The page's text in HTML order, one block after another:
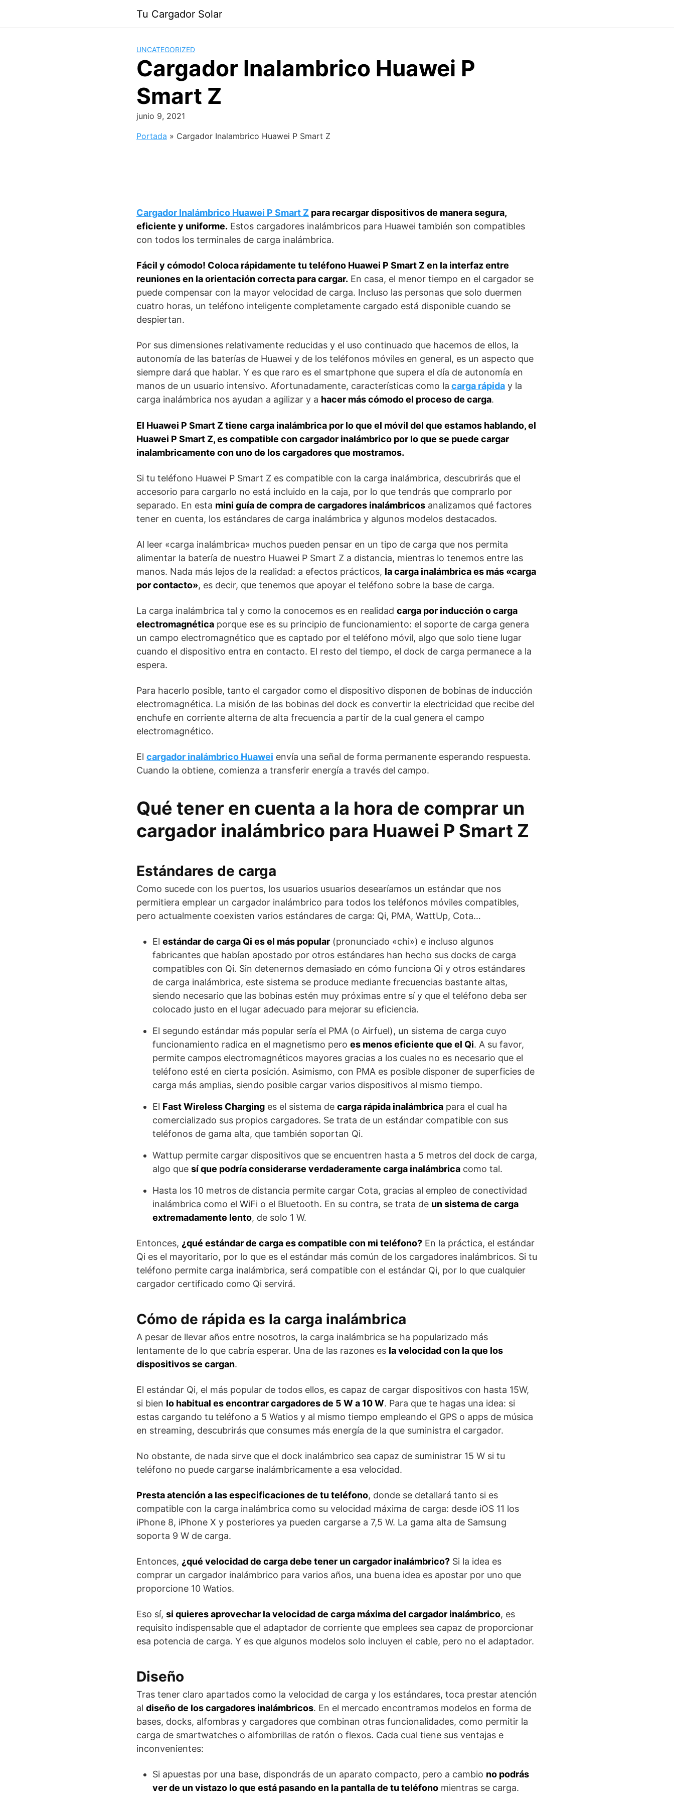
contenido
Tu Cargador Solar
UNCATEGORIZED
Cargador Inalambrico Huawei P
Smart Z
junio 9, 2021
Portada » Cargador Inalambrico Huawei P Smart Z
Cargador Inalámbrico Huawei P Smart Z para recargar dispositivos de manera segura,
eficiente y uniforme. Estos cargadores inalámbricos para Huawei también son compatibles
con todos los terminales de carga inalámbrica.
Fácil y cómodo! Coloca rápidamente tu teléfono Huawei P Smart Z en la interfaz entre
reuniones en la orientación correcta para cargar. En casa, el menor tiempo en el cargador se
puede compensar con la mayor velocidad de carga. Incluso las personas que solo duermen
cuatro horas, un teléfono inteligente completamente cargado está disponible cuando se
despiertan.
Por sus dimensiones relativamente reducidas y el uso continuado que hacemos de ellos, la
autonomía de las baterías de Huawei y de los teléfonos móviles en general, es un aspecto que
siempre dará que hablar. Y es que raro es el smartphone que supera el día de autonomía en
manos de un usuario intensivo. Afortunadamente, características como la carga rápida y la
carga inalámbrica nos ayudan a agilizar y a hacer más cómodo el proceso de carga.
El Huawei P Smart Z tiene carga inalámbrica por lo que el móvil del que estamos hablando, el
Huawei P Smart Z, es compatible con cargador inalámbrico por lo que se puede cargar
inalambricamente con uno de los cargadores que mostramos.
Si tu teléfono Huawei P Smart Z es compatible con la carga inalámbrica, descubrirás que el
accesorio para cargarlo no está incluido en la caja, por lo que tendrás que comprarlo por
separado. En esta mini guía de compra de cargadores inalámbricos analizamos qué factores
tener en cuenta, los estándares de carga inalámbrica y algunos modelos destacados.
Al leer «carga inalámbrica» muchos pueden pensar en un tipo de carga que nos permita
alimentar la batería de nuestro Huawei P Smart Z a distancia, mientras lo tenemos entre las
manos. Nada más lejos de la realidad: a efectos prácticos, la carga inalámbrica es más «carga
por contacto», es decir, que tenemos que apoyar el teléfono sobre la base de carga.
La carga inalámbrica tal y como la conocemos es en realidad carga por inducción o carga
electromagnética porque ese es su principio de funcionamiento: el soporte de carga genera
un campo electromagnético que es captado por el teléfono móvil, algo que solo tiene lugar
cuando el dispositivo entra en contacto. El resto del tiempo, el dock de carga permanece a la
espera.
Para hacerlo posible, tanto el cargador como el dispositivo disponen de bobinas de inducción
electromagnética. La misión de las bobinas del dock es convertir la electricidad que recibe del
enchufe en corriente alterna de alta frecuencia a partir de la cual genera el campo
electromagnético.
El cargador inalámbrico Huawei envía una señal de forma permanente esperando respuesta.
Cuando la obtiene, comienza a transferir energía a través del campo.
Qué tener en cuenta a la hora de comprar un
cargador inalámbrico para Huawei P Smart Z
Estándares de carga
Como sucede con los puertos, los usuarios usuarios desearíamos un estándar que nos
permitiera emplear un cargador inalámbrico para todos los teléfonos móviles compatibles,
pero actualmente coexisten varios estándares de carga: Qi, PMA, WattUp, Cota…
El estándar de carga Qi es el más popular (pronunciado «chi») e incluso algunos
fabricantes que habían apostado por otros estándares han hecho sus docks de carga
compatibles con Qi. Sin detenernos demasiado en cómo funciona Qi y otros estándares
de carga inalámbrica, este sistema se produce mediante frecuencias bastante altas,
siendo necesario que las bobinas estén muy próximas entre sí y que el teléfono deba ser
colocado justo en el lugar adecuado para mejorar su eficiencia.
El segundo estándar más popular sería el PMA (o Airfuel), un sistema de carga cuyo
funcionamiento radica en el magnetismo pero es menos eficiente que el Qi. A su favor,
permite campos electromagnéticos mayores gracias a los cuales no es necesario que el
teléfono esté en cierta posición. Asimismo, con PMA es posible disponer de superficies de
carga más amplias, siendo posible cargar varios dispositivos al mismo tiempo.
El Fast Wireless Charging es el sistema de carga rápida inalámbrica para el cual ha
comercializado sus propios cargadores. Se trata de un estándar compatible con sus
teléfonos de gama alta, que también soportan Qi.
Wattup permite cargar dispositivos que se encuentren hasta a 5 metros del dock de carga,
algo que sí que podría considerarse verdaderamente carga inalámbrica como tal.
Hasta los 10 metros de distancia permite cargar Cota, gracias al empleo de conectividad
inalámbrica como el WiFi o el Bluetooth. En su contra, se trata de un sistema de carga
extremadamente lento, de solo 1 W.
Entonces, ¿qué estándar de carga es compatible con mi teléfono? En la práctica, el estándar
Qi es el mayoritario, por lo que es el estándar más común de los cargadores inalámbricos. Si tu
teléfono permite carga inalámbrica, será compatible con el estándar Qi, por lo que cualquier
cargador certificado como Qi servirá.
Cómo de rápida es la carga inalámbrica
A pesar de llevar años entre nosotros, la carga inalámbrica se ha popularizado más
lentamente de lo que cabría esperar. Una de las razones es la velocidad con la que los
dispositivos se cargan.
El estándar Qi, el más popular de todos ellos, es capaz de cargar dispositivos con hasta 15W,
si bien lo habitual es encontrar cargadores de 5 W a 10 W. Para que te hagas una idea: si
estas cargando tu teléfono a 5 Watios y al mismo tiempo empleando el GPS o apps de música
en streaming, descubrirás que consumes más energía de la que suministra el cargador.
No obstante, de nada sirve que el dock inalámbrico sea capaz de suministrar 15 W si tu
teléfono no puede cargarse inalámbricamente a esa velocidad.
Presta atención a las especificaciones de tu teléfono, donde se detallará tanto si es
compatible con la carga inalámbrica como su velocidad máxima de carga: desde iOS 11 los
iPhone 8, iPhone X y posteriores ya pueden cargarse a 7,5 W. La gama alta de Samsung
soporta 9 W de carga.
Entonces, ¿qué velocidad de carga debe tener un cargador inalámbrico? Si la idea es
comprar un cargador inalámbrico para varios años, una buena idea es apostar por uno que
proporcione 10 Watios.
Eso sí, si quieres aprovechar la velocidad de carga máxima del cargador inalámbrico, es
requisito indispensable que el adaptador de corriente que emplees sea capaz de proporcionar
esa potencia de carga. Y es que algunos modelos solo incluyen el cable, pero no el adaptador.
Diseño
Tras tener claro apartados como la velocidad de carga y los estándares, toca prestar atención
al diseño de los cargadores inalámbricos. En el mercado encontramos modelos en forma de
bases, docks, alfombras y cargadores que combinan otras funcionalidades, como permitir la
carga de smartwatches o alfombrillas de ratón o flexos. Cada cual tiene sus ventajas e
inconvenientes:
Si apuestas por una base, dispondrás de un aparato compacto, pero a cambio no podrás
ver de un vistazo lo que está pasando en la pantalla de tu teléfono mientras se carga.